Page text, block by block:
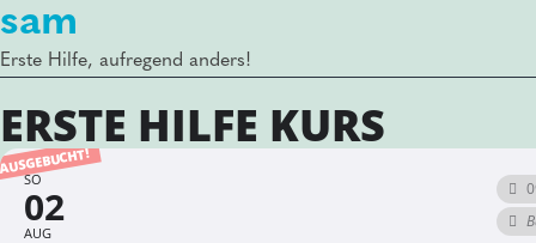
sam
Erste Hilfe, aufregend anders!
ERSTE HILFE KURS
SO
02
AUG